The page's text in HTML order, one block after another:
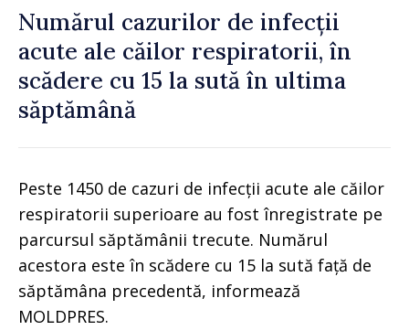
Numărul cazurilor de infecții
acute ale căilor respiratorii, în
scădere cu 15 la sută în ultima
săptămână
Peste 1450 de cazuri de infecții acute ale căilor
respiratorii superioare au fost înregistrate pe
parcursul săptămânii trecute. Numărul
acestora este în scădere cu 15 la sută față de
săptămâna precedentă, informează
MOLDPRES.